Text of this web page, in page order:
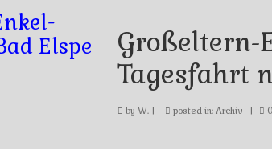
Großeltern-
Tagesfahrt
by W.| posted in: Archiv 0